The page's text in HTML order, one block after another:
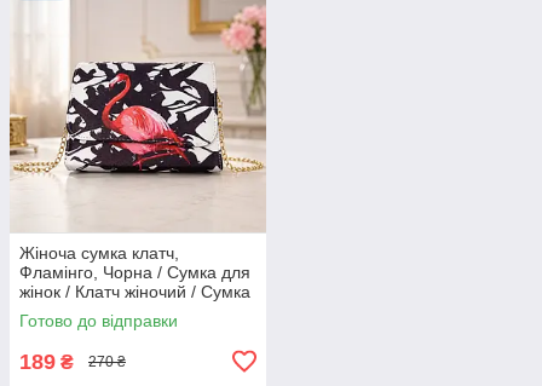
Жіноча сумка клатч,
Фламінго, Чорна / Сумка для
жінок / Клатч жіночий / Сумка
на ланцюжку
Готово до відправки
189 ₴ 270 ₴